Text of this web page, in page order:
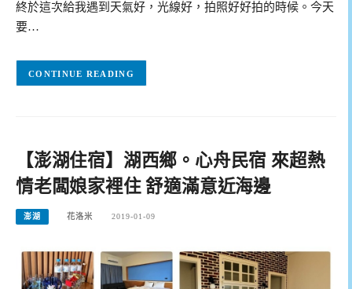
終於這次給我遇到天氣好，光線好，拍照好好拍的時候。今天
要…
CONTINUE READING
【澎湖住宿】湖西鄉。心舟民宿 來超熱
情老闆娘家裡住 舒適滿意近海邊
澎湖 花洛米 2019-01-09